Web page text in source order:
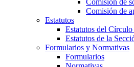
Comisión de
Comisión de
Estatutos
Estatutos del
Estatutos de la
Formularios y Normativas
Formularios